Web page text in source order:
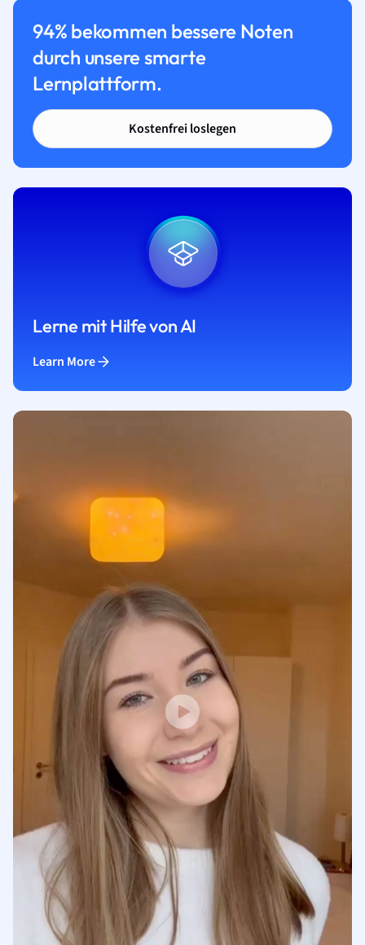
94% bekommen bessere Noten
durch unsere smarte
Lernplattform.
Kostenfrei loslegen
Lerne mit Hilfe von AI
Learn More